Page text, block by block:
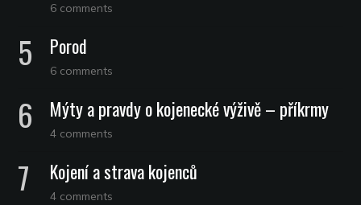
6 comments
Porod
6 comments
Mýty a pravdy o kojenecké výživě – příkrmy
4 comments
Kojení a strava kojenců
4 comments